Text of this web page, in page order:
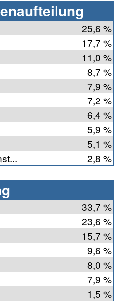
25,6 %
17,7 %
11,0 %
8,7 %
7,9 %
7,2 %
6,4 %
5,9 %
5,1 %
2,8 %
33,7 %
23,6 %
15,7 %
9,6 %
8,0 %
7,9 %
1,5 %